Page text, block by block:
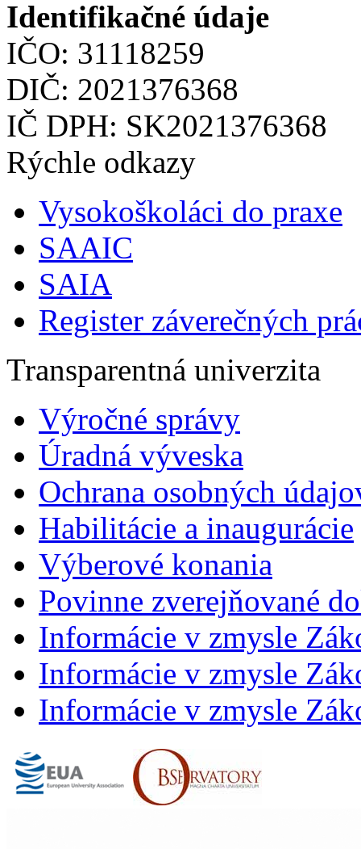
Identifikačné údaje
IČO: 31118259
DIČ: 2021376368
IČ DPH: SK2021376368
Rýchle odkazy
Vysokoškoláci do praxe
SAAIC
SAIA
Register záverečných
Transparentná univerzita
Výročné správy
Úradná výveska
Ochrana osobných
Habilitácie a inaugurácie
Výberové konania
Povinne zverejňované
Informácie v zmysle
Informácie v zmysle
Informácie v zmysle